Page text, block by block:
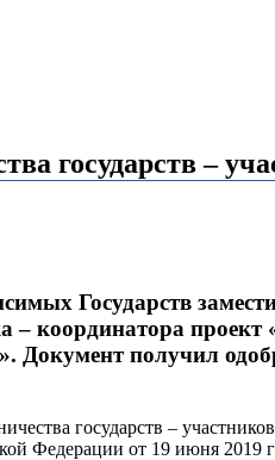
государств –
Государств
– координатора проект
Документ получил
государств –
Федерации от 19 июня 2019